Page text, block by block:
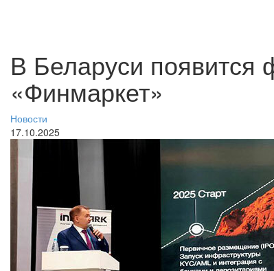
В Беларуси появится
«Финмаркет»
Новости
17.10.2025